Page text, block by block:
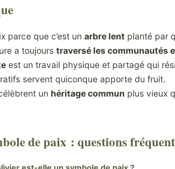
parce que c’est un arbre lent planté par
a toujours traversé les communautés
est un travail physique et partagé qui
servent quiconque apporte du fruit.
un héritage commun plus vieux
de paix : questions